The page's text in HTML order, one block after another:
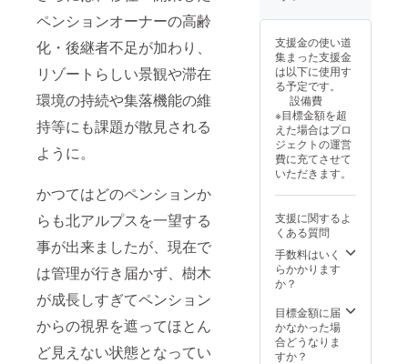
ペンションオーナーの高齢
化・後継者不足が加わり、
リゾートらしい景観や滞在
環境の持続や集落機能の維
持等にも課題が散見される
ように。
かつてはどのペンションか
らも北アルプスを一望する
事が出来ましたが、現在で
は管理が行き届かず、樹木
が成長しすぎてペンション
からの視界を遮ってほとん
ど見えない状態となってい
があり
ます。
中止の
場合、
前日ま
でに
メール
で連絡
しま
す。 2.
参加条
件に関
する注
意点
（健康
状態や
体力に
つい
ある
道、長
距離の
09:30
根子岳
登山口
11:45
根子岳
山頂
12:00
昼食
13:00
下山開
始
14:30
根子岳
登山口
14:45
Forest
Base着
15:00
（宿泊
の翌日
に登山
続する
税込の
価格で
す
※【14.
お名前
刻印プ
レート
掲示
(ゴール
ド)】と
掲示期
なりま
す。予
めご了
承くだ
さい。
前をご
申込画
面「備
考欄」
にご入
力くだ
さい。
・プ
レート
サイ
ズ：約
20cm ×
掲示期
間：
2025年
11月か
ら本施
業が継
続する
まで ※
税込の
支援金の使い道
集まった支援金
は以下に使用す
る予定です。
設備費
※目標金額を超
えた場合はプロ
ジェクトの運営
費に充てさせて
いただきます。
支援に関するよ
くある質問
手数料はいく
らかかります
か？
目標金額に届
かなかった場
合どうなりま
すか？